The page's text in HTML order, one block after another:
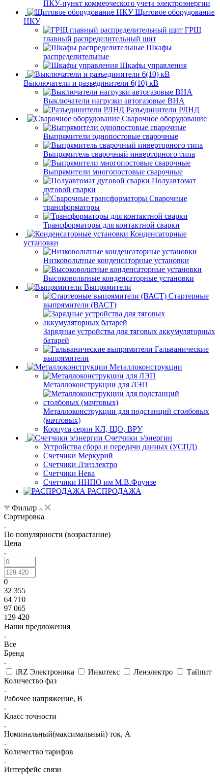
ПКУ-пункт коммерческого учета электроэнергии
Щитовое оборудование
НКУ
ГРЩ
главный распределительный щит
Шкафы
распределительные
Шкафы управления
Выключатели и разъединители 6(10) кВ
Выключатели нагрузки автогазовые ВНА
Разъединители РЛНД
Сварочное оборудование
Выпрямители однопостовые сварочные
Выпрямитель сварочный инверторного типа
Выпрямители многопостовые сварочные
Полуавтомат
дуговой сварки
Сварочные
трансформаторы
Трансформаторы для контактной сварки
Конденсаторные
установки
Низковольтные конденсаторные установки
Высоковольтные конденсаторные установки
Выпрямители
Стартерные
выпрямители (ВАСТ)
Зарядные устройства для тяговых аккумуляторных
батарей
Гальванические
выпрямители
Металлоконструкции
Металлоконструкции для ЛЭП
Металлоконструкции для подстанций столбовых
(мачтовых)
Корпуса серии КЛ, ЩО, ВРУ
Счетчики э/энергии
Устройства сбора и передачи данных (УСПД)
Счетчики Меркурий
Счетчики Лэнэлектро
Счетчики Нева
Счетчики ННПО им М.В.Фрунзе
РАСПРОДАЖА
Фильтр
Сортировка
По популярности (возрастание)
Цена
0
32 355
64 710
97 065
129 420
Наши предложения
Все
Бренд
iRZ Электроника Инкотекс Ленэлектро
Тайпит
Количество фаз
Рабочее напряжение, В
Класс точности
Номинальный(максимальный) ток, А
Количество тарифов
Интерфейс связи